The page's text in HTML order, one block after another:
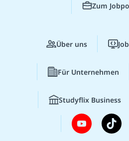
Zum
Über uns
Für Unternehmen
Studyflix Business